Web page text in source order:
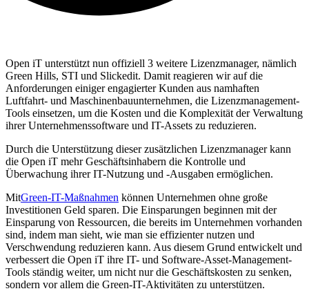
Open iT unterstützt nun offiziell 3 weitere Lizenzmanager, nämlich
Green Hills, STI und Slickedit. Damit reagieren wir auf die
Anforderungen einiger engagierter Kunden aus namhaften
Luftfahrt- und Maschinenbauunternehmen, die Lizenzmanagement-
Tools einsetzen, um die Kosten und die Komplexität der Verwaltung
ihrer Unternehmenssoftware und IT-Assets zu reduzieren.
Durch die Unterstützung dieser zusätzlichen Lizenzmanager kann
die Open iT mehr Geschäftsinhabern die Kontrolle und
Überwachung ihrer IT-Nutzung und -Ausgaben ermöglichen.
MitGreen-IT-Maßnahmen können Unternehmen ohne große
Investitionen Geld sparen. Die Einsparungen beginnen mit der
Einsparung von Ressourcen, die bereits im Unternehmen vorhanden
sind, indem man sieht, wie man sie effizienter nutzen und
Verschwendung reduzieren kann. Aus diesem Grund entwickelt und
verbessert die Open iT ihre IT- und Software-Asset-Management-
Tools ständig weiter, um nicht nur die Geschäftskosten zu senken,
sondern vor allem die Green-IT-Aktivitäten zu unterstützen.